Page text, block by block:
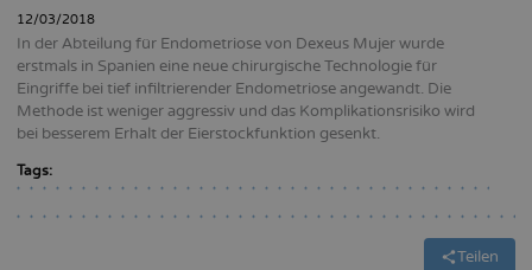
12/03/2018
In der Abteilung für Endometriose von Dexeus Mujer wurde
erstmals in Spanien eine neue chirurgische Technologie für
Eingriffe bei tief infiltrierender Endometriose angewandt. Die
Methode ist weniger aggressiv und das Komplikationsrisiko wird
bei besserem Erhalt der Eierstockfunktion gesenkt.
Tags:
Teilen